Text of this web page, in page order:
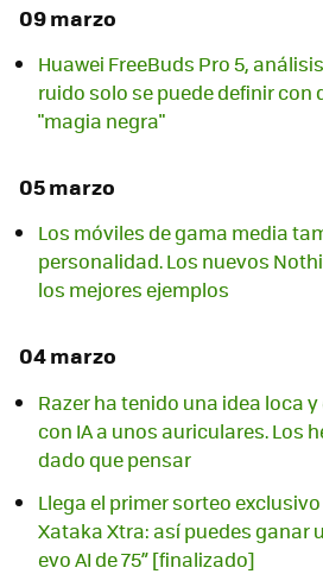
09 marzo
Huawei FreeBuds Pro 5,
ruido solo se puede definir con
"magia negra"
05 marzo
Los móviles de gama media
personalidad. Los nuevos
los mejores ejemplos
04 marzo
Razer ha tenido una idea loca
con IA a unos auriculares. Los
dado que pensar
Llega el primer sorteo
Xataka Xtra: así puedes ganar
evo AI de 75” [finalizado]